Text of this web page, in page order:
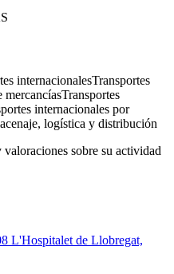
internacionalesTransportes
mercancíasTransportes
internacionales por
logística y distribución
sobre su actividad
L'Hospitalet de Llobregat,